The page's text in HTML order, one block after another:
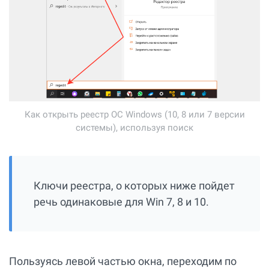
Как открыть реестр ОС Windows (10, 8 или 7 версии
системы), используя поиск
Ключи реестра, о которых ниже пойдет
речь одинаковые для Win 7, 8 и 10.
Пользуясь левой частью окна, переходим по